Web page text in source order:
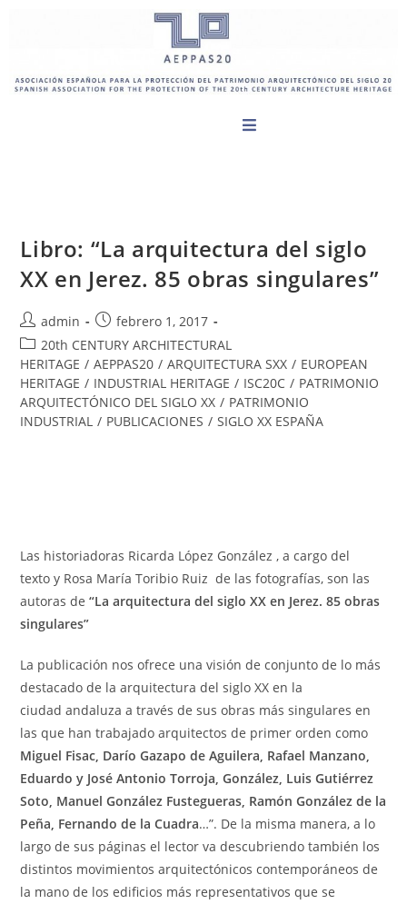
Libro: “La arquitectura del siglo
XX en Jerez. 85 obras singulares”
admin
febrero 1, 2017
20th CENTURY ARCHITECTURAL
HERITAGE / AEPPAS20 / ARQUITECTURA SXX / EUROPEAN
HERITAGE / INDUSTRIAL HERITAGE / ISC20C / PATRIMONIO
ARQUITECTÓNICO DEL SIGLO XX / PATRIMONIO
INDUSTRIAL / PUBLICACIONES / SIGLO XX ESPAÑA
Las historiadoras Ricarda López González , a cargo del
texto y Rosa María Toribio Ruiz de las fotografías, son las
autoras de“La arquitectura del siglo XX en Jerez. 85 obras
singulares”
La publicación nos ofrece una visión de conjunto de lo más
destacado de la arquitectura del siglo XX en la
ciudad andaluza a través de sus obras más singulares en
las que han trabajado arquitectos de primer orden como
Miguel Fisac, Darío Gazapo de Aguilera, Rafael Manzano,
Eduardo y José Antonio Torroja, González, Luis Gutiérrez
Soto, Manuel González Fustegueras, Ramón González de la
Peña, Fernando de la Cuadra…”. De la misma manera, a lo
largo de sus páginas el lector va descubriendo también los
distintos movimientos arquitectónicos contemporáneos de
la mano de los edificios más representativos que se